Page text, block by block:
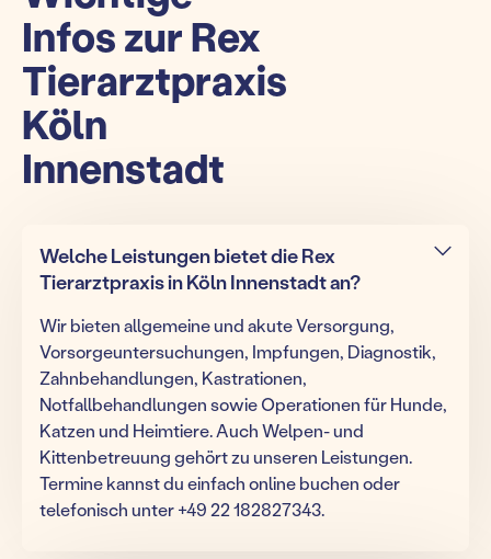
Infos zur Rex
Tierarztpraxis
Köln
Innenstadt
Welche Leistungen bietet die Rex
Tierarztpraxis in Köln Innenstadt an?
Wir bieten allgemeine und akute Versorgung,
Vorsorgeuntersuchungen, Impfungen, Diagnostik,
Zahnbehandlungen, Kastrationen,
Notfallbehandlungen sowie Operationen für Hunde,
Katzen und Heimtiere. Auch Welpen- und
Kittenbetreuung gehört zu unseren Leistungen.
Termine kannst du einfach online buchen oder
telefonisch unter +49 22 182827343.